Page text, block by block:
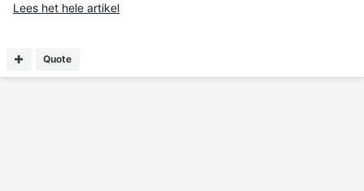
Lees het hele artikel
Quote